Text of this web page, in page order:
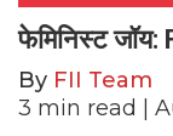
फेमिनिस्ट
By FII Team
3 min read |